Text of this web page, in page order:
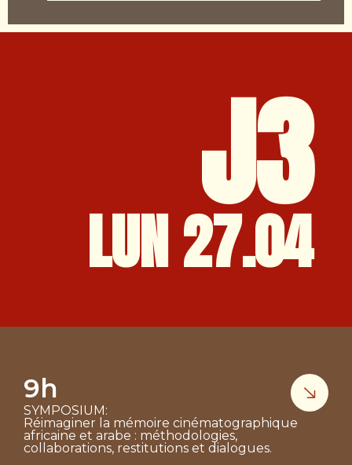
9h
SYMPOSIUM:
Réimaginer la mémoire cinématographique
africaine et arabe : méthodologies,
collaborations, restitutions et dialogues.
J3
LUN 27.04